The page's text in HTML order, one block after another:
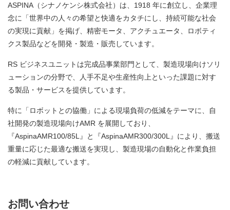
ASPINA（シナノケンシ株式会社）は、1918 年に創立し、企業理
念に「世界中の人々の希望と快適をカタチにし、持続可能な社会
の実現に貢献」を掲げ、精密モータ、アクチュエータ、ロボティ
クス製品などを開発・製造・販売しています。
RS ビジネスユニットは完成品事業部門として、製造現場向けソリ
ューションの分野で、人手不足や生産性向上といった課題に対す
る製品・サービスを提供しています。
特に「ロボットとの協働」による現場負荷の低減をテーマに、自
社開発の製造現場向けAMR を展開しており、
『AspinaAMR100/85L』と『AspinaAMR300/300L』により、搬送
重量に応じた最適な搬送を実現し、製造現場の自動化と作業負担
の軽減に貢献しています。
お問い合わせ